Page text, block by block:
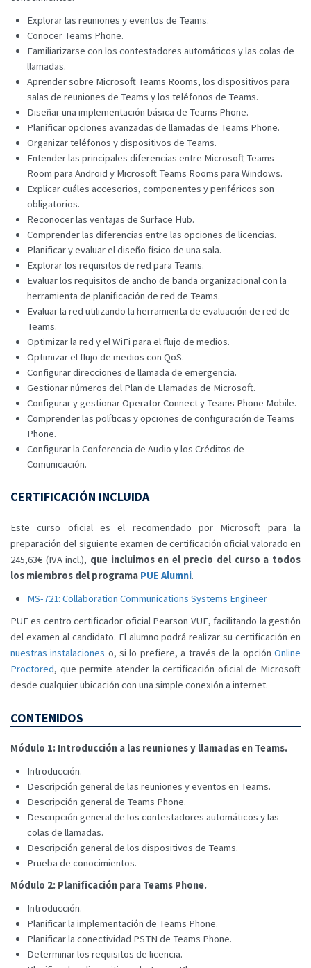
Explorar las reuniones y eventos de Teams.
Conocer Teams Phone.
Familiarizarse con los contestadores automáticos y las colas de
llamadas.
Aprender sobre Microsoft Teams Rooms, los dispositivos para
salas de reuniones de Teams y los teléfonos de Teams.
Diseñar una implementación básica de Teams Phone.
Planificar opciones avanzadas de llamadas de Teams Phone.
Organizar teléfonos y dispositivos de Teams.
Entender las principales diferencias entre Microsoft Teams
Room para Android y Microsoft Teams Rooms para Windows.
Explicar cuáles accesorios, componentes y periféricos son
obligatorios.
Reconocer las ventajas de Surface Hub.
Comprender las diferencias entre las opciones de licencias.
Planificar y evaluar el diseño físico de una sala.
Explorar los requisitos de red para Teams.
Evaluar los requisitos de ancho de banda organizacional con la
herramienta de planificación de red de Teams.
Evaluar la red utilizando la herramienta de evaluación de red de
Teams.
Optimizar la red y el WiFi para el flujo de medios.
Optimizar el flujo de medios con QoS.
Configurar direcciones de llamada de emergencia.
Gestionar números del Plan de Llamadas de Microsoft.
Configurar y gestionar Operator Connect y Teams Phone Mobile.
Comprender las políticas y opciones de configuración de Teams
Phone.
Configurar la Conferencia de Audio y los Créditos de
Comunicación.
CERTIFICACIÓN INCLUIDA
Este curso oficial es el recomendado por Microsoft para la
preparación del siguiente examen de certificación oficial valorado en
245,63€ (IVA incl.), que incluimos en el precio del curso a todos
los miembros del programa PUE Alumni.
MS-721: Collaboration Communications Systems Engineer
PUE es centro certificador oficial Pearson VUE, facilitando la gestión
del examen al candidato. El alumno podrá realizar su certificación en
nuestras instalaciones o, si lo prefiere, a través de la opciónOnline
Proctored, que permite atender la certificación oficial de Microsoft
desde cualquier ubicación con una simple conexión a internet.
CONTENIDOS
Módulo 1: Introducción a las reuniones y llamadas en Teams.
Introducción.
Descripción general de las reuniones y eventos en Teams.
Descripción general de Teams Phone.
Descripción general de los contestadores automáticos y las
colas de llamadas.
Descripción general de los dispositivos de Teams.
Prueba de conocimientos.
Módulo 2: Planificación para Teams Phone.
Introducción.
Planificar la implementación de Teams Phone.
Planificar la conectividad PSTN de Teams Phone.
Determinar los requisitos de licencia.